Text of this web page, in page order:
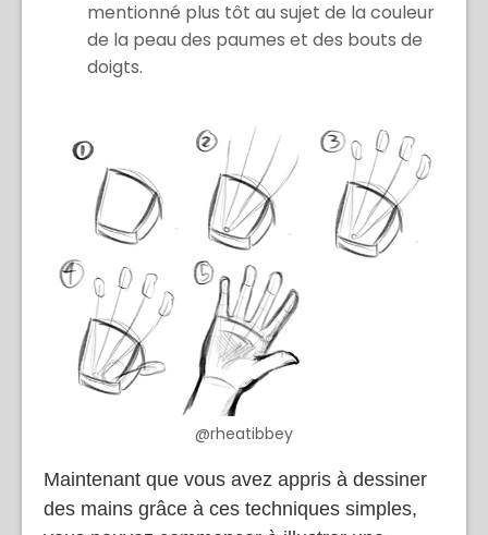
mentionné plus tôt au sujet de la couleur
de la peau des paumes et des bouts de
doigts.
@rheatibbey
Maintenant que vous avez appris à dessiner
des mains grâce à ces techniques simples,